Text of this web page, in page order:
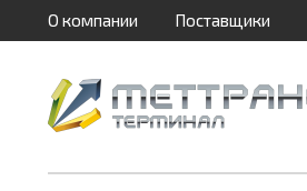
О компании Поставщики